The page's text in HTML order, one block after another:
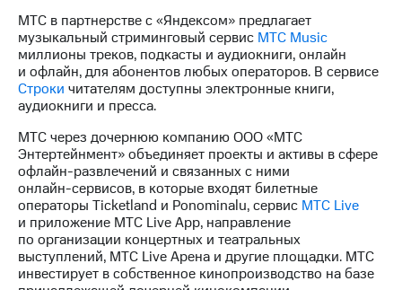
МТС в партнерстве с «Яндексом» предлагает
музыкальный стриминговый сервис МТС Music
миллионы треков, подкасты и аудиокниги, онлайн
и офлайн, для абонентов любых операторов. В сервисе
Строки читателям доступны электронные книги,
аудиокниги и пресса.
МТС через дочернюю компанию ООО «МТС
Энтертейнмент» объединяет проекты и активы в сфере
офлайн-развлечений и связанных с ними
онлайн-сервисов, в которые входят билетные
операторы Ticketland и Ponominalu, сервис МТС Live
и приложение МТС Live App, направление
по организации концертных и театральных
выступлений, МТС Live Арена и другие площадки. МТС
инвестирует в собственное кинопроизводство на базе